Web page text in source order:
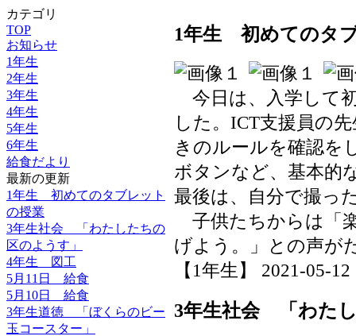
カテゴリ
TOP
お知らせ
1年生
2年生
3年生
4年生
5年生
6年生
給食だより
最新の更新
1年生 初めてのタブレット
の授業
3年生社会 「わたしたちの
区のようす」
4年生 図工
5月11日 給食
5月10日 給食
3年生道徳 「ぼくらのビー
玉コースター」
1年生 初めてのタ
今日は、入学して
した。ICT支援員の
きのルールを確認を
ボタンなど、基本的
最後は、自分で撮っ
子供たちからは「
げよう。」との声が
【1年生】 2021-05-
3年生社会 「わた